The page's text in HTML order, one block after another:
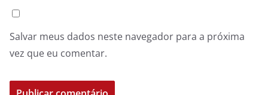
Salvar meus dados neste navegador para a próxima
vez que eu comentar.